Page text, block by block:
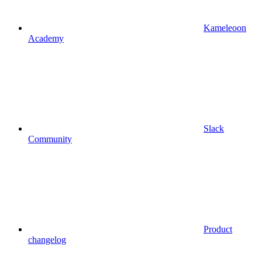
Kameleoon
Academy
Slack
Community
Product
changelog